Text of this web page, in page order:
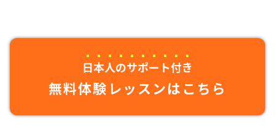
日本人のサポート付き
無料体験レッスンはこちら